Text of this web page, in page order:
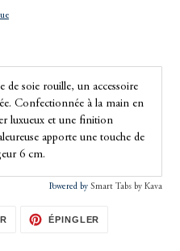
de soie rouille, un accessoire
Confectionnée à la main en
luxueux et une finition
apporte une touche de
6 cm.
Powered by Smart Tabs by Kava
TWEETERÉPINGLER